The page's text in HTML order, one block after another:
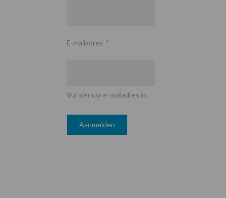
E-mailadres *
Vul hier uw e-mailadres in